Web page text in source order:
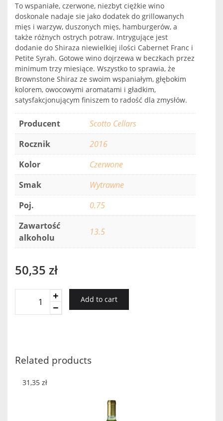
To wspaniałe, czerwone, niezbyt ciężkie wino
doskonale nadaje sie jako dodatek do grillowanych
mięs i warzyw, duszonych mięs, hamburgerów, a
także różnych ostrych potraw. Intrygujące jest
dodanie do Shiraza niewielkiej ilości Cabernet Franc i
Petite Syrah. Gotowe wino dojrzewa w beczkach przez
minimum trzy miesiące. Wszystko to sprawia, że
Brownstone Shiraz ze swoim wspaniałym, głębokim
kolorem, owocowymi aromatami i gładkim,
satysfakcjonującym finiszem to radość dla zmysłów.
Producent
Scotto Cellars
Rocznik
2016
Kolor
Czerwone
Smak
Wytrawne
Poj.
0.75
Zawartość
alkoholu
13.5
50,35 zł
Brownstone
Add to cart
Related products
31,35 zł